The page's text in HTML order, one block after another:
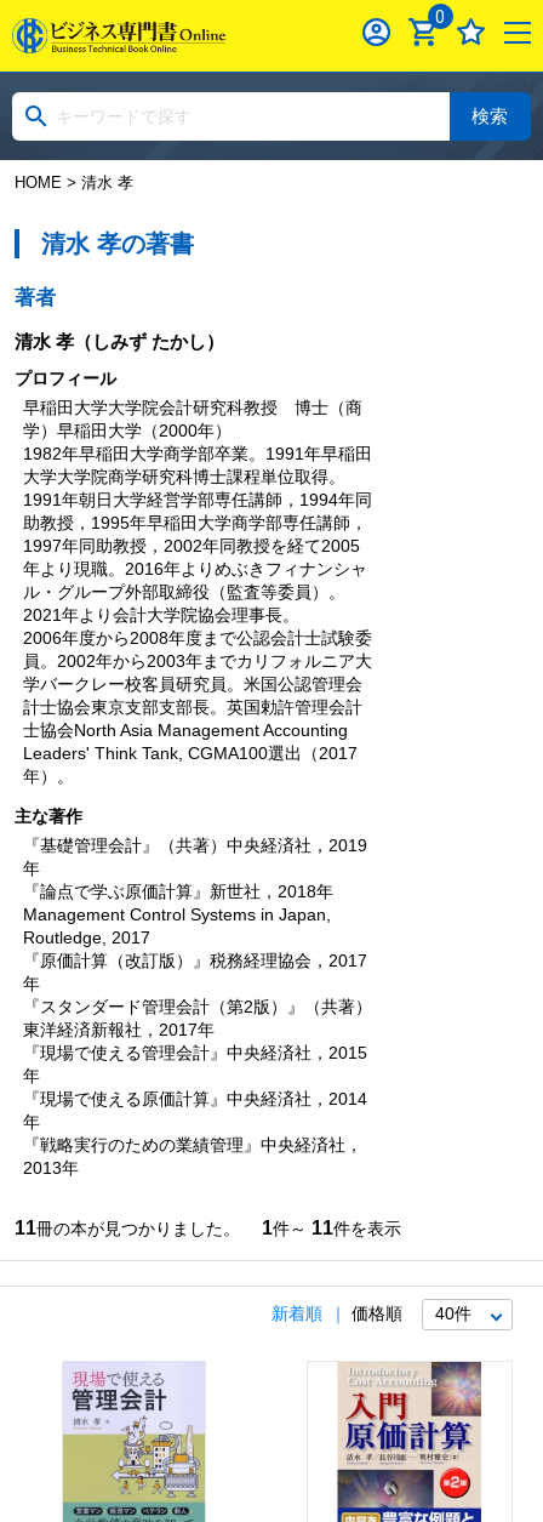
0
検索
HOME> 清水 孝
清水 孝の著書
著者
清水 孝（しみず たかし）
プロフィール
早稲田大学大学院会計研究科教授 博士（商
学）早稲田大学（2000年）
1982年早稲田大学商学部卒業。1991年早稲田
大学大学院商学研究科博士課程単位取得。
1991年朝日大学経営学部専任講師，1994年同
助教授，1995年早稲田大学商学部専任講師，
1997年同助教授，2002年同教授を経て2005
年より現職。2016年よりめぶきフィナンシャ
ル・グループ外部取締役（監査等委員）。
2021年より会計大学院協会理事長。
2006年度から2008年度まで公認会計士試験委
員。2002年から2003年までカリフォルニア大
学バークレー校客員研究員。米国公認管理会
計士協会東京支部支部長。英国勅許管理会計
士協会North Asia Management Accounting
Leaders' Think Tank, CGMA100選出（2017
年）。
主な著作
『基礎管理会計』（共著）中央経済社，2019
年
『論点で学ぶ原価計算』新世社，2018年
Management Control Systems in Japan,
Routledge, 2017
『原価計算（改訂版）』税務経理協会，2017
年
『スタンダード管理会計（第2版）』（共著）
東洋経済新報社，2017年
『現場で使える管理会計』中央経済社，2015
年
『現場で使える原価計算』中央経済社，2014
年
『戦略実行のための業績管理』中央経済社，
2013年
11冊の本が見つかりました。 1件～ 11件を表示
新着順 価格順